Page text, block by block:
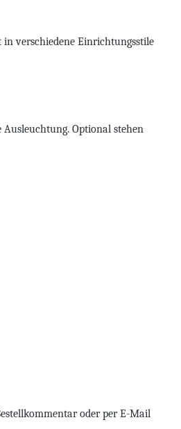
in verschiedene Einrichtungsstile
Optional stehen
oder per E-Mail